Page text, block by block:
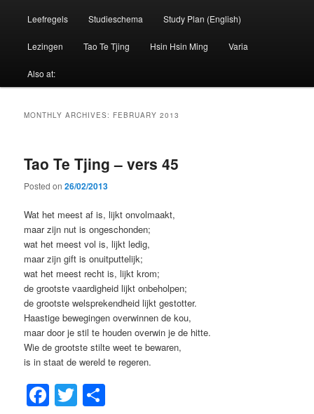
Leefregels Studieschema Study Plan (English)
Lezingen Tao Te Tjing Hsin Hsin Ming Varia
Also at:
MONTHLY ARCHIVES: FEBRUARY 2013
Tao Te Tjing – vers 45
Posted on26/02/2013
Wat het meest af is, lijkt onvolmaakt,
maar zijn nut is ongeschonden;
wat het meest vol is, lijkt ledig,
maar zijn gift is onuitputtelijk;
wat het meest recht is, lijkt krom;
de grootste vaardigheid lijkt onbeholpen;
de grootste welsprekendheid lijkt gestotter.
Haastige bewegingen overwinnen de kou,
maar door je stil te houden overwin je de hitte.
Wie de grootste stilte weet te bewaren,
is in staat de wereld te regeren.
Facebook
Twitter